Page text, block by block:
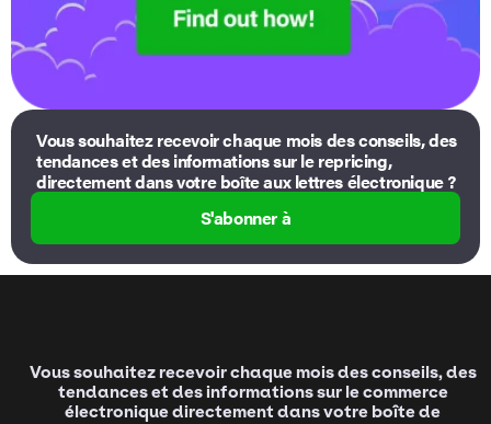
Vous souhaitez recevoir chaque mois des conseils, des
tendances et des informations sur le repricing,
directement dans votre boîte aux lettres électronique ?
S'abonner à
Vous souhaitez recevoir chaque mois des conseils, des
tendances et des informations sur le commerce
électronique directement dans votre boîte de